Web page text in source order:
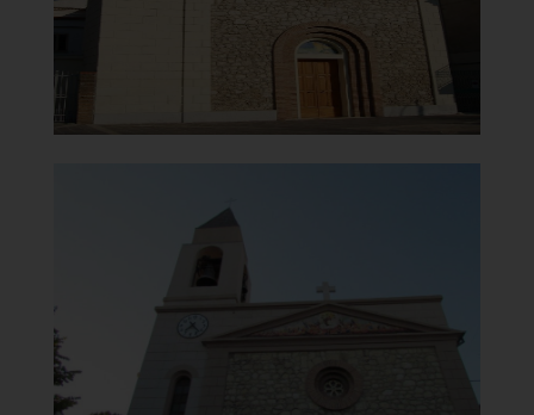
Chiesa di Santa Maria del
Carmelo